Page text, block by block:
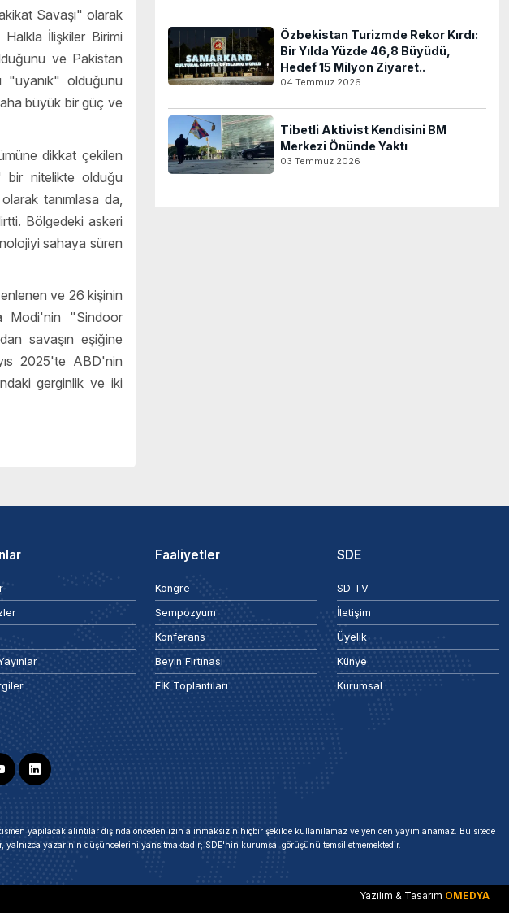
Savaşı" olarak
İlişkiler Birimi
ve Pakistan
"uyanık" olduğunu
büyük bir güç ve
dikkat çekilen
bir nitelikte olduğu
tanımlasa da,
Bölgedeki askeri
sahaya süren
ve 26 kişinin
Modi'nin "Sindoor
savaşın eşiğine
2025'te ABD'nin
gerginlik ve iki
Özbekistan Turizmde Rekor Kırdı:
Bir Yılda Yüzde 46,8 Büyüdü,
Hedef 15 Milyon Ziyaret..
04 Temmuz 2026
Tibetli Aktivist Kendisini BM
Merkezi Önünde Yaktı
03 Temmuz 2026
Faaliyetler
Kongre
Sempozyum
Konferans
Beyin Fırtınası
EİK Toplantıları
SDE
SD TV
İletişim
Üyelik
Künye
Kurumsal
yapılacak alıntılar dışında önceden izin alınmaksızın hiçbir şekilde kullanılamaz ve yeniden yayımlanamaz. Bu sitede
yazarının düşüncelerini yansıtmaktadır; SDE'nin kurumsal görüşünü temsil etmemektedir.
Yazılım & Tasarım OMEDYA